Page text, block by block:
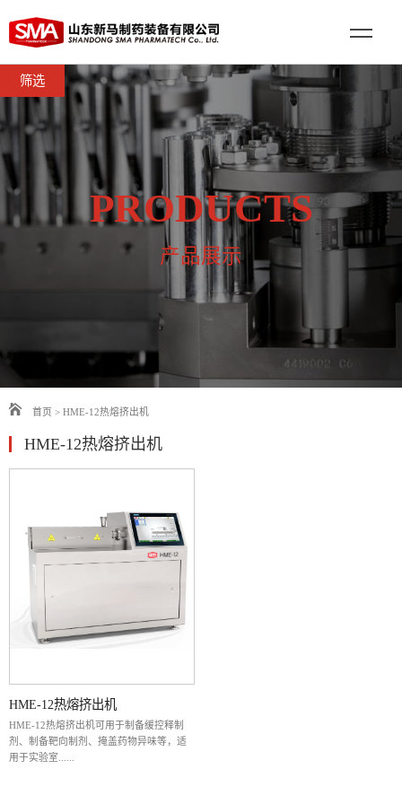
PRODUCTS
产品展示
首页 > HME-12热熔挤出机
筛选
HME-12热熔挤出机
HME-12热熔挤出机
HME-12热熔挤出机可用于制备缓控释制
剂、制备靶向制剂、掩盖药物异味等，适
用于实验室......